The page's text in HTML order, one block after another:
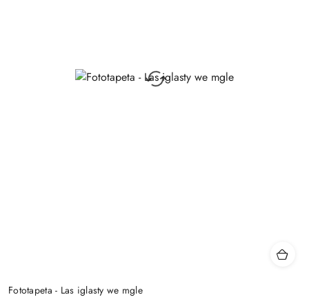
Fototapeta - Las iglasty we mgle